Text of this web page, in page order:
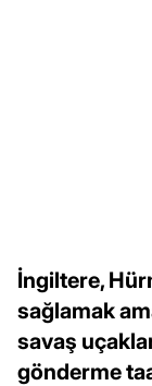
İngiltere,
sağlamak
savaş
gönderme